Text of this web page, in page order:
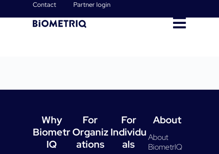
Contact Partner login
Why
Biometr
IQ
For
Organiz
ations
For
Individu
als
About
About
BiometrIQ